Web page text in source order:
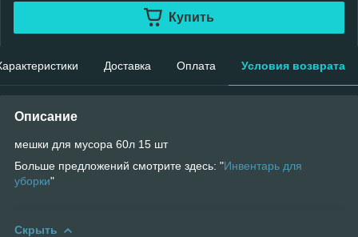
Купить
Доставка Оплата Условия возврата
Описание
мешки для мусора 60л 15 шт
Больше предложений смотрите здесь: "Инвентарь для
уборки"
Скрыть